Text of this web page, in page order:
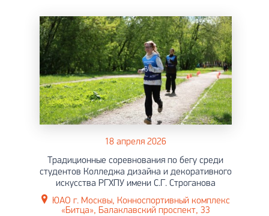
18 апреля 2026
Традиционные соревнования по бегу среди
студентов Колледжа дизайна и декоративного
искусства РГХПУ имени С.Г. Строганова
ЮАО г. Москвы, Конноспортивный комплекс
«Битца», Балаклавский проспект, 33